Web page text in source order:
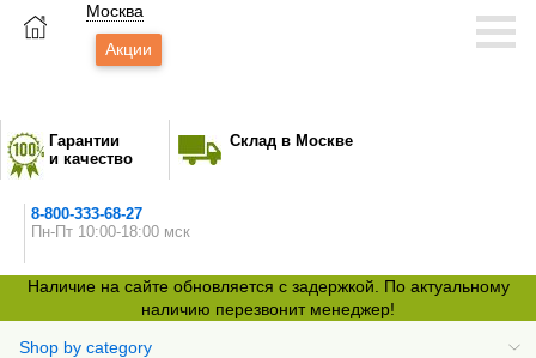
Москва
Акции
Гарантии
и качество
Склад в Москве
8-800-333-68-27
Пн-Пт 10:00-18:00 мск
Наличие на сайте обновляется с задержкой. По актуальному
наличию перезвонит менеджер!
Shop by category